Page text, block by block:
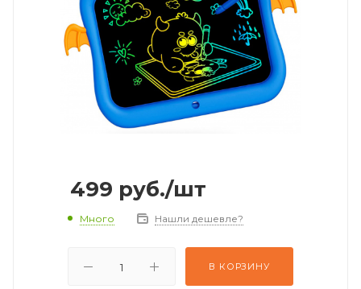
499 руб./шт
Много Нашли дешевле?
В КОРЗИНУ